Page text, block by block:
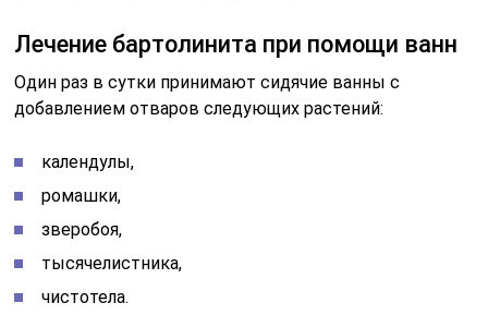
Лечение бартолинита при помощи ванн
Один раз в сутки принимают сидячие ванны с
добавлением отваров следующих растений:
календулы,
ромашки,
зверобоя,
тысячелистника,
чистотела.